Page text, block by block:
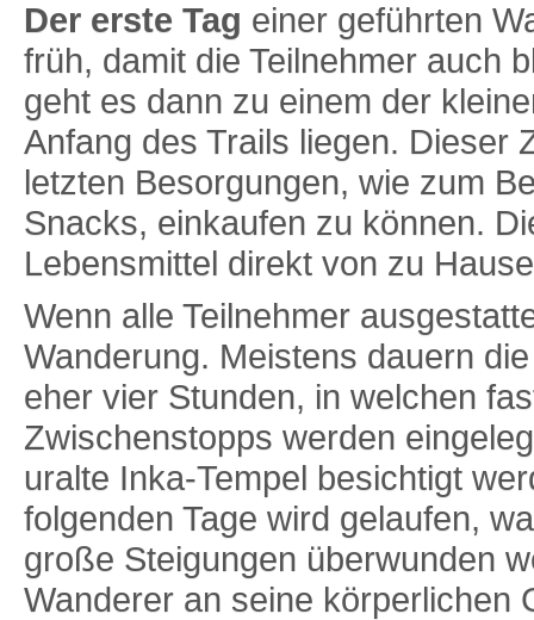
Der erste Tag einer geführten
früh, damit die Teilnehmer auch
geht es dann zu einem der
Anfang des Trails liegen. Dieser
letzten Besorgungen, wie zum
Snacks, einkaufen zu können.
Lebensmittel direkt von zu
Wenn alle Teilnehmer
Wanderung. Meistens dauern
eher vier Stunden, in welchen
Zwischenstopps werden
uralte Inka-Tempel besichtigt
folgenden Tage wird gelaufen,
große Steigungen überwunden
Wanderer an seine körperlichen